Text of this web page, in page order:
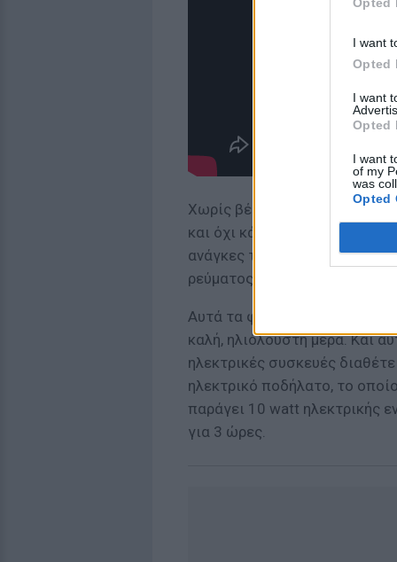
I want
Opted
I want
Opted
I want
of my
was
Opted
Χωρίς βέβαια να επαρκεί η
και όχι κάποια πόλη με
ανάγκες της ώστε να μην
ρεύματος.
Αυτά τα φωτοβολταϊκά που
καλή, ηλιόλουστη μέρα. Και
ηλεκτρικές συσκευές
ηλεκτρικό ποδήλατο, το
παράγει 10 watt ηλεκτρικής
για 3 ώρες.